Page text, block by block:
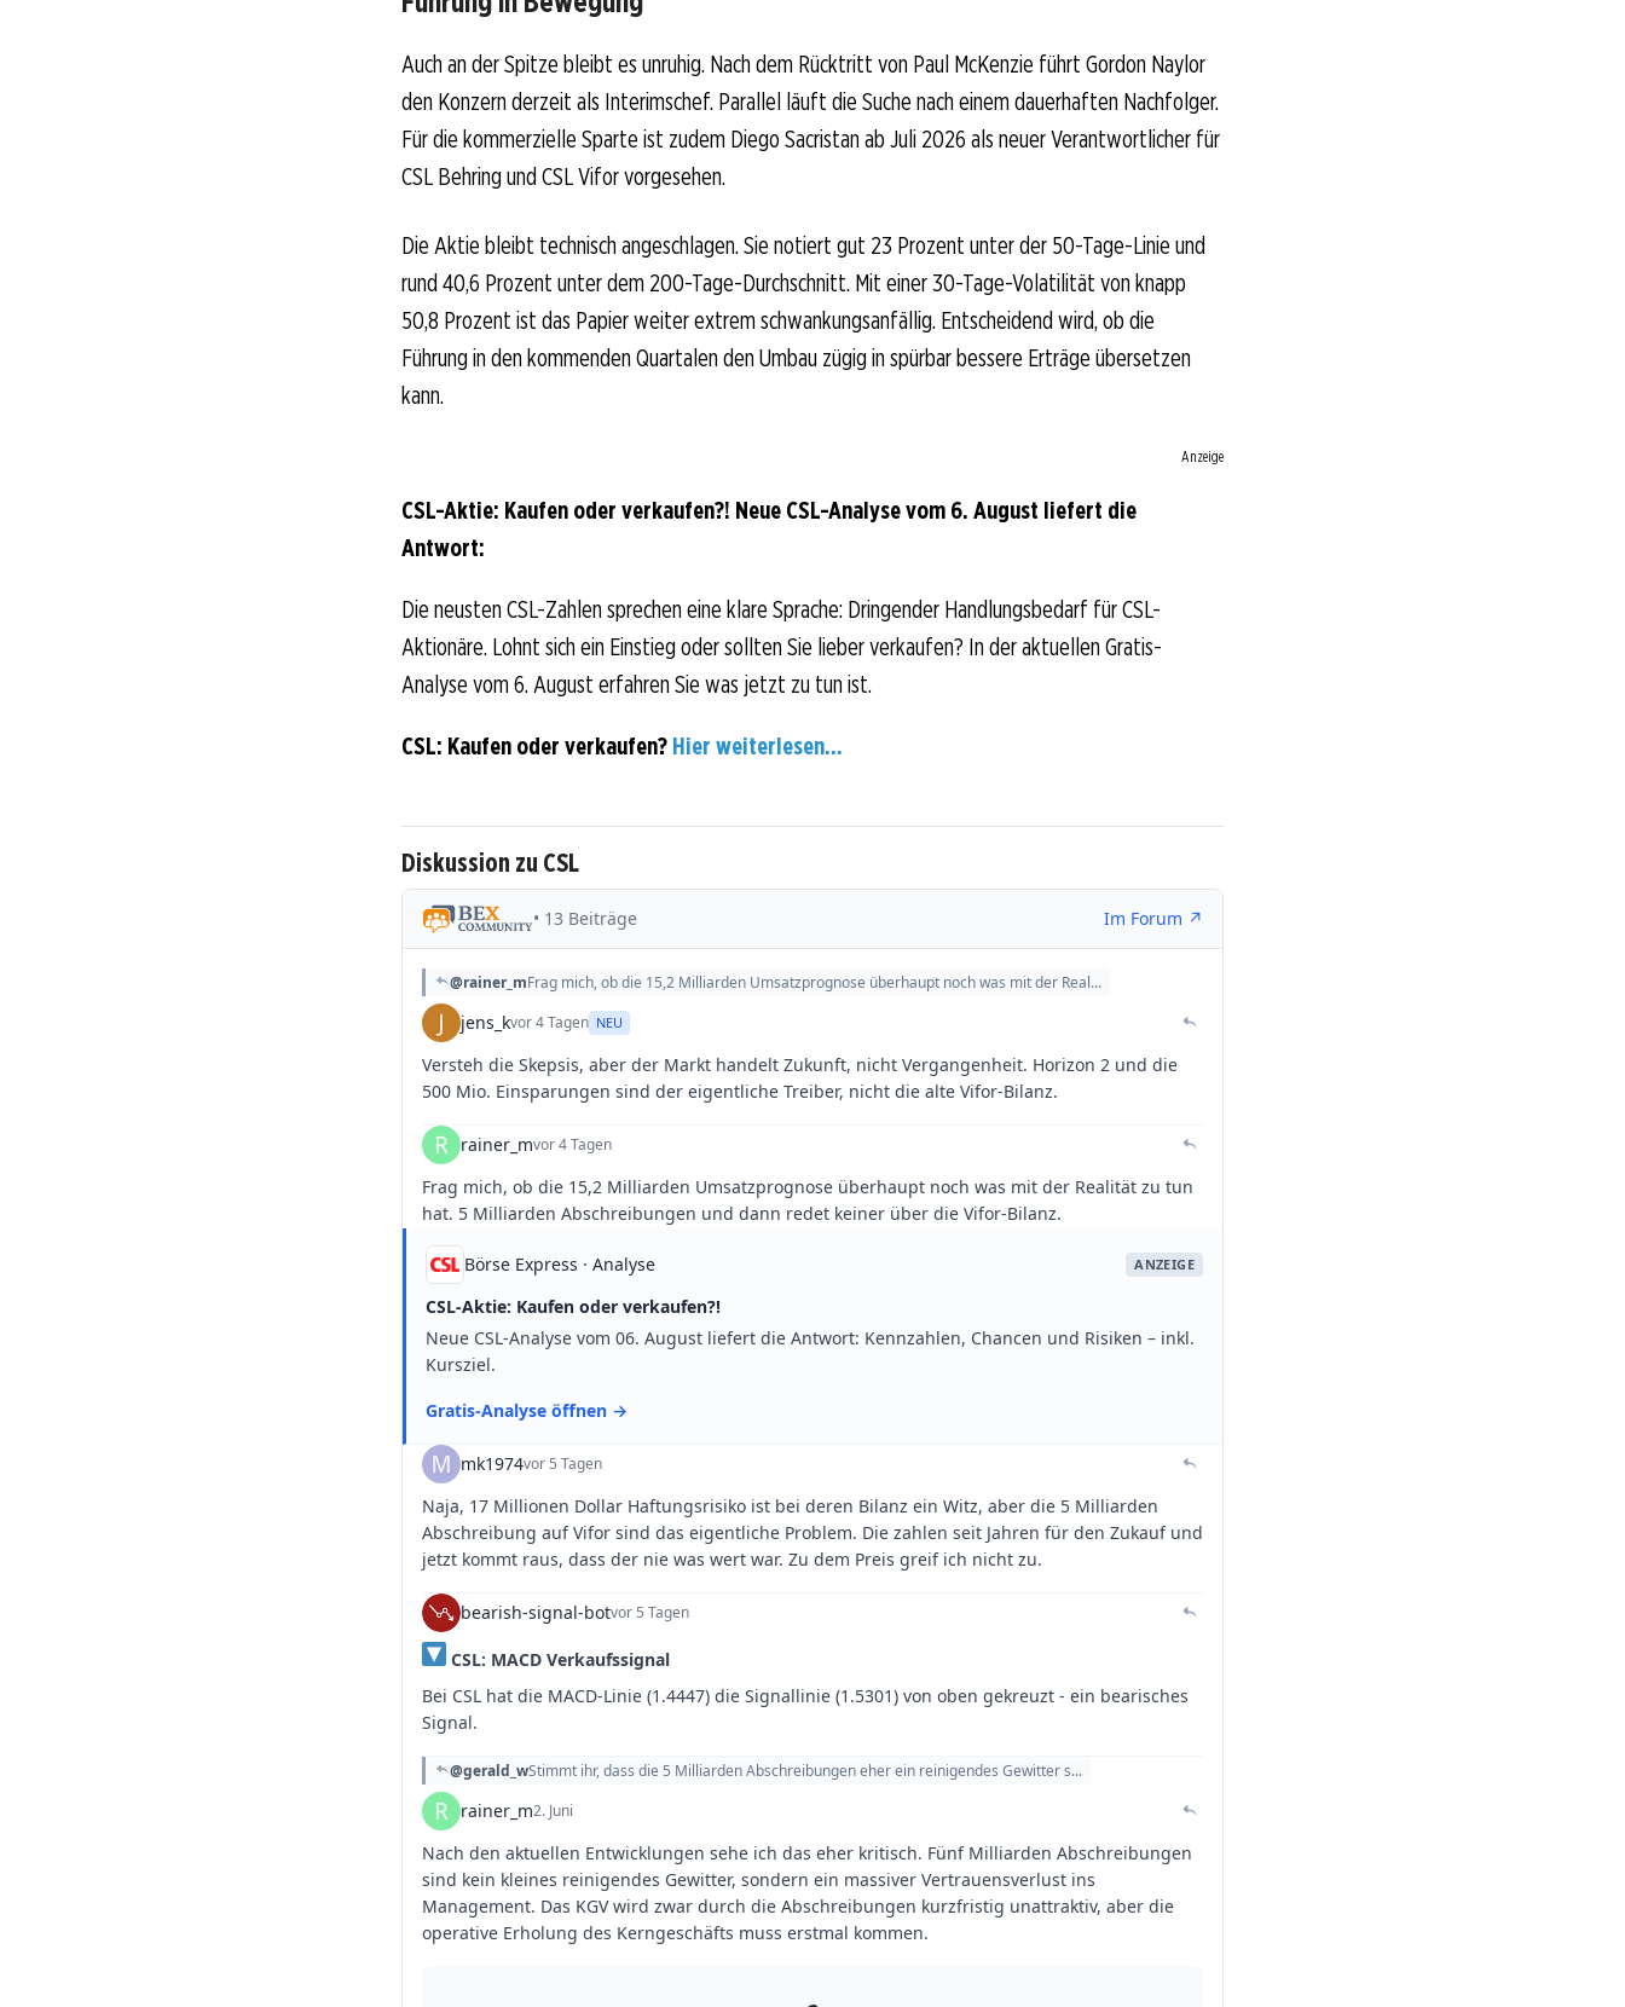
Auch an der Spitze bleibt es unruhig. Nach dem Rücktritt von Paul McKenzie führt Gordon Naylor
den Konzern derzeit als Interimschef. Parallel läuft die Suche nach einem dauerhaften Nachfolger.
Für die kommerzielle Sparte ist zudem Diego Sacristan ab Juli 2026 als neuer Verantwortlicher für
CSL Behring und CSL Vifor vorgesehen.
Die Aktie bleibt technisch angeschlagen. Sie notiert gut 23 Prozent unter der 50-Tage-Linie und
rund 40,6 Prozent unter dem 200-Tage-Durchschnitt. Mit einer 30-Tage-Volatilität von knapp
50,8 Prozent ist das Papier weiter extrem schwankungsanfällig. Entscheidend wird, ob die
Führung in den kommenden Quartalen den Umbau zügig in spürbar bessere Erträge übersetzen
kann.
Anzeige
CSL-Aktie: Kaufen oder verkaufen?! Neue CSL-Analyse vom 6. August liefert die
Antwort:
Die neusten CSL-Zahlen sprechen eine klare Sprache: Dringender Handlungsbedarf für CSL-
Aktionäre. Lohnt sich ein Einstieg oder sollten Sie lieber verkaufen? In der aktuellen Gratis-
Analyse vom 6. August erfahren Sie was jetzt zu tun ist.
CSL: Kaufen oder verkaufen? Hier weiterlesen...
Diskussion zu CSL